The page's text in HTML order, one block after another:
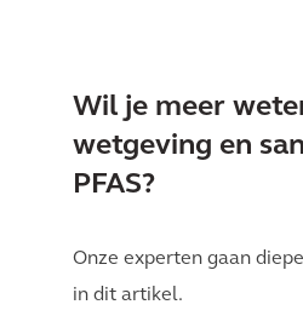
Wil je meer
wetgeving en
PFAS?
Onze experten gaan
in dit artikel.